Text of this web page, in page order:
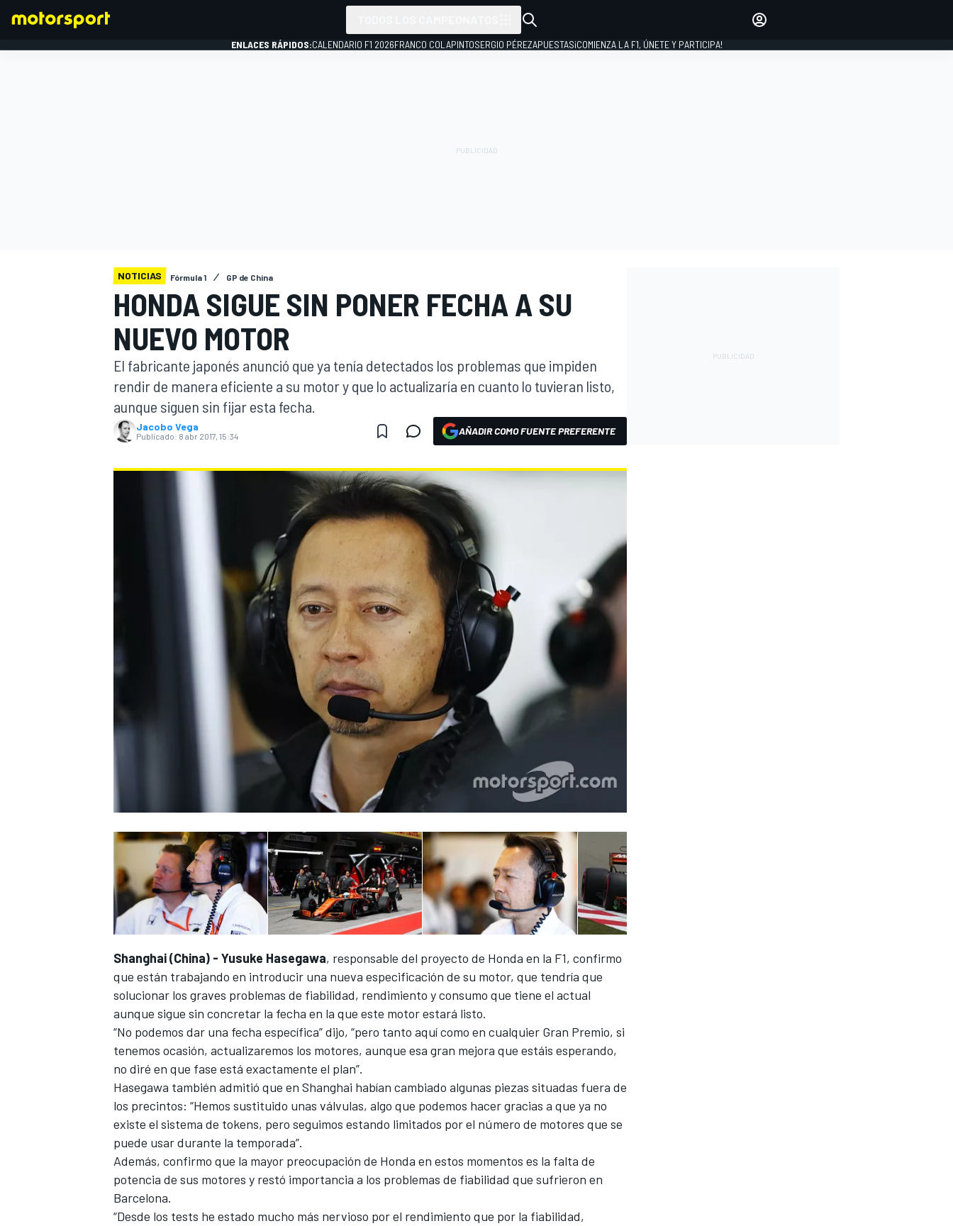
INDYCAR
FÓRMULA E
WRC
INICIAR SESIÓN
ENLACES RÁPIDOS:CALENDARIO F1 2026FRANCO COLAPINTOSERGIO PÉREZAPUESTAS¡COMIENZA LA F1, ÚNETE Y PARTICIPA!
NOTICIAS Fórmula 1 GP de China
HONDA SIGUE SIN PONER FECHA A SU
NUEVO MOTOR
El fabricante japonés anunció que ya tenía detectados los problemas que impiden
rendir de manera eficiente a su motor y que lo actualizaría en cuanto lo tuvieran listo,
aunque siguen sin fijar esta fecha.
Jacobo Vega
Publicado: 8 abr 2017, 15:34 AÑADIR COMO FUENTE PREFERENTE
Shanghai (China) - Yusuke Hasegawa, responsable del proyecto de Honda en la F1, confirmo
que están trabajando en introducir una nueva especificación de su motor, que tendría que
solucionar los graves problemas de fiabilidad, rendimiento y consumo que tiene el actual
aunque sigue sin concretar la fecha en la que este motor estará listo.
“No podemos dar una fecha específica” dijo, “pero tanto aquí como en cualquier Gran Premio, si
tenemos ocasión, actualizaremos los motores, aunque esa gran mejora que estáis esperando,
no diré en que fase está exactamente el plan”.
Hasegawa también admitió que en Shanghai habían cambiado algunas piezas situadas fuera de
los precintos: “Hemos sustituido unas válvulas, algo que podemos hacer gracias a que ya no
existe el sistema de tokens, pero seguimos estando limitados por el número de motores que se
puede usar durante la temporada”.
Además, confirmo que la mayor preocupación de Honda en estos momentos es la falta de
potencia de sus motores y restó importancia a los problemas de fiabilidad que sufrieron en
Barcelona.
“Desde los tests he estado mucho más nervioso por el rendimiento que por la fiabilidad,